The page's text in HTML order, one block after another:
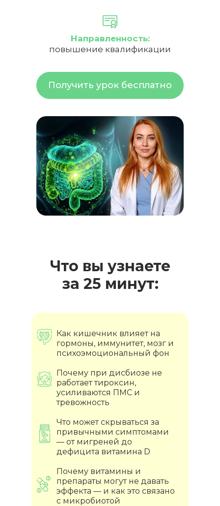
Получить урок бесплатно
Направленность:
повышение квалификации
Что вы узнаете
за 25 минут:
Как кишечник влияет на
гормоны, иммунитет, мозг и
психоэмоциональный фон
Почему при дисбиозе не
работает тироксин,
усиливаются ПМС и
тревожность
Что может скрываться за
привычными симптомами
— от мигреней до
дефицита витамина D
Почему витамины и
препараты могут не давать
эффекта — и как это связано
с микробиотой